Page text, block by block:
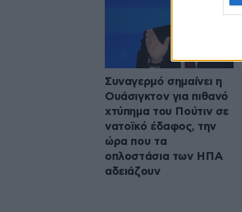
Συναγερμό σημαίνει η
Ουάσιγκτον για πιθανό
χτύπημα του Πούτιν σε
νατοϊκό έδαφος, την
ώρα που τα
οπλοστάσια των ΗΠΑ
αδειάζουν